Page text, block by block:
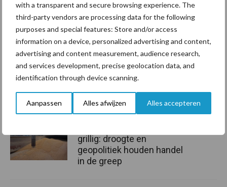
with a transparent and secure browsing experience. The
third-party vendors are processing data for the following
purposes and special features: Store and/or access
information on a device, personalized advertising and content,
advertising and content measurement, audience research,
and services development, precise geolocation data, and
identification through device scanning.
Aanpassen Alles afwijzen Alles accepteren
De Natuurweide, Netwerk Grondig en Biohuis hopen de Eerste
Kamer te kunnen overtuigen dat grondgebonden en biologische
melkveehouders ontzien moeten worden bij de
fosfaatwetgeving.
Bron: Bionext, De Natuurweide en Netwerk Grondig
Aanbevolen voor jou!
grillig: droogte en
geopolitiek houden handel
in de greep